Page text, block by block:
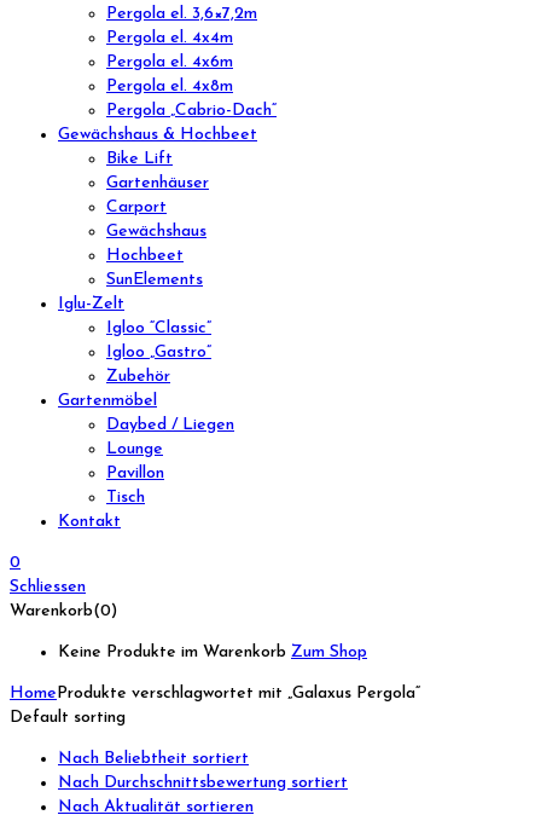
Pergola el. 3,6×7,2m
Pergola el. 4x4m
Pergola el. 4x6m
Pergola el. 4x8m
Pergola „Cabrio-Dach“
Gewächshaus & Hochbeet
Bike Lift
Gartenhäuser
Carport
Gewächshaus
Hochbeet
SunElements
Iglu-Zelt
Igloo “Classic”
Igloo „Gastro”
Zubehör
Gartenmöbel
Daybed / Liegen
Lounge
Pavillon
Tisch
Kontakt
0
Schliessen
Warenkorb(0)
Keine Produkte im Warenkorb Zum Shop
Home Produkte verschlagwortet mit „Galaxus Pergola“
Default sorting
Nach Beliebtheit sortiert
Nach Durchschnittsbewertung sortiert
Nach Aktualität sortieren